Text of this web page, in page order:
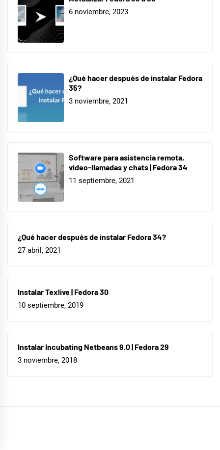
6 noviembre, 2023
¿Qué hacer después de instalar Fedora
35?
3 noviembre, 2021
Software para asistencia remota,
video-llamadas y chats | Fedora 34
11 septiembre, 2021
¿Qué hacer después de instalar Fedora 34?
27 abril, 2021
Instalar Texlive | Fedora 30
10 septiembre, 2019
Instalar Incubating Netbeans 9.0 | Fedora 29
3 noviembre, 2018